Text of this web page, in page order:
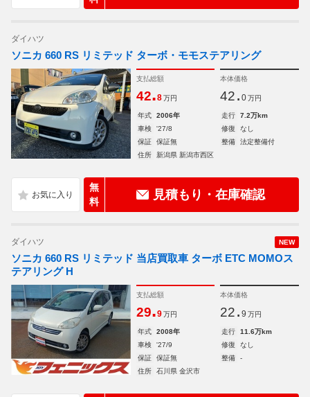
ダイハツ
ソニカ 660 RS リミテッド ターボ・モモステアリング
支払総額
42.8 万円
本体価格
42. 0 万円
年式 2006年 走行
7.2万km
車検
'27/8 修復
なし
保証
保証無 整備
法定整備付
住所
新潟県 新潟市西区
無
料
見積もり・在庫確認
NEW
ダイハツ
ソニカ 660 RS リミテッド 当店買取車 ターボ ETC MOMOス
テアリング H
支払総額
29.9 万円
本体価格
22. 9 万円
年式 2008年 走行
11.6万km
車検
'27/9 修復
なし
保証
保証無 整備
-
住所
石川県 金沢市